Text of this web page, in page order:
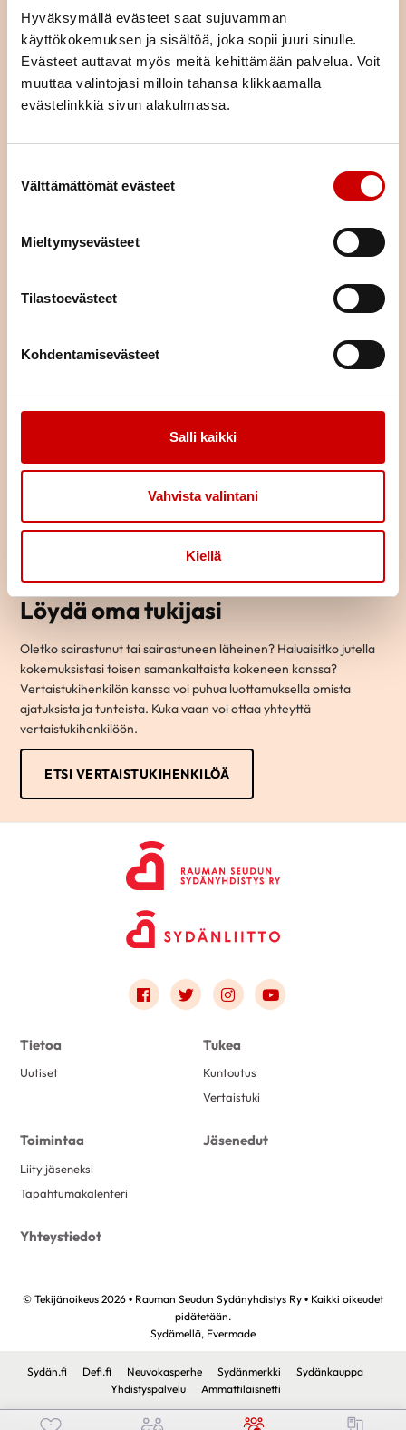
Hyväksymällä evästeet saat sujuvamman
käyttökokemuksen ja sisältöä, joka sopii juuri sinulle.
Evästeet auttavat myös meitä kehittämään palvelua. Voit
muuttaa valintojasi milloin tahansa klikkaamalla
evästelinkkiä sivun alakulmassa.
Välttämättömät evästeet
Mieltymysevästeet
Tilastoevästeet
Kohdentamisevästeet
Salli kaikki
Vahvista valintani
Kiellä
osallistumaan tai vaikka järjestämään toimintaa – ihan miten
Löydä oma tukijasi
Oletko sairastunut tai sairastuneen läheinen? Haluaisitko jutella
kokemuksistasi toisen samankaltaista kokeneen kanssa?
Vertaistukihenkilön kanssa voi puhua luottamuksella omista
ajatuksista ja tunteista. Kuka vaan voi ottaa yhteyttä
vertaistukihenkilöön.
ETSI VERTAISTUKIHENKILÖÄ
Link to facebook
Link to twitter
Link to instagram
Link to youtube
Tietoa
Uutiset
Tukea
Kuntoutus
Vertaistuki
Toimintaa
Liity jäseneksi
Tapahtumakalenteri
Jäsenedut
Yhteystiedot
© Tekijänoikeus 2026 • Rauman Seudun Sydänyhdistys Ry • Kaikki oikeudet
pidätetään.
Sydämellä, Evermade
Sydän.fi Defi.fi Neuvokasperhe Sydänmerkki
Sydänkauppa
Yhdistyspalvelu
Ammattilaisnetti